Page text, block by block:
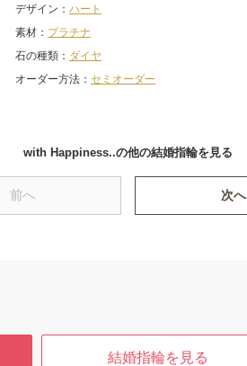
デザイン
ハート
素材
プラチナ
石の種類
ダイヤ
オーダー方法
セミオーダー
with Happiness..の他の結婚指輪を見る
前へ 次へ
結婚指輪を見る